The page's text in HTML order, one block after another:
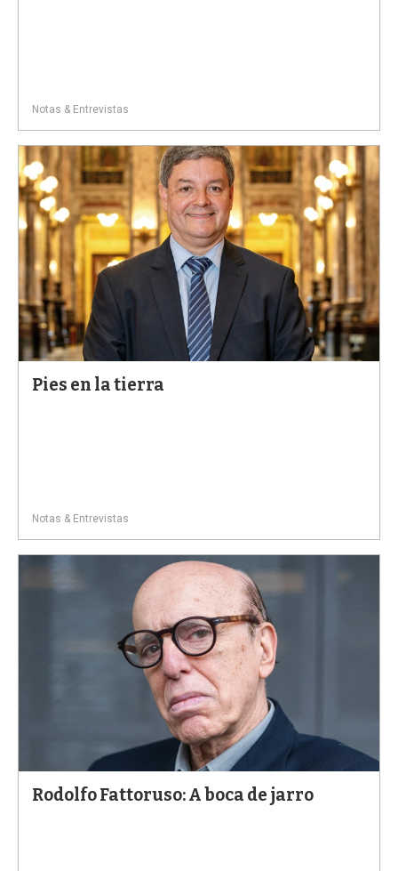
Notas & Entrevistas
Pies en la tierra
Notas & Entrevistas
Rodolfo Fattoruso: A boca de jarro